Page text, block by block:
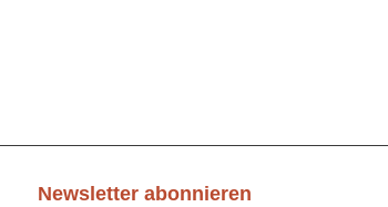
Newsletter abonnieren